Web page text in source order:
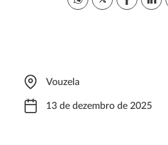
Vouzela
13 de dezembro de 2025